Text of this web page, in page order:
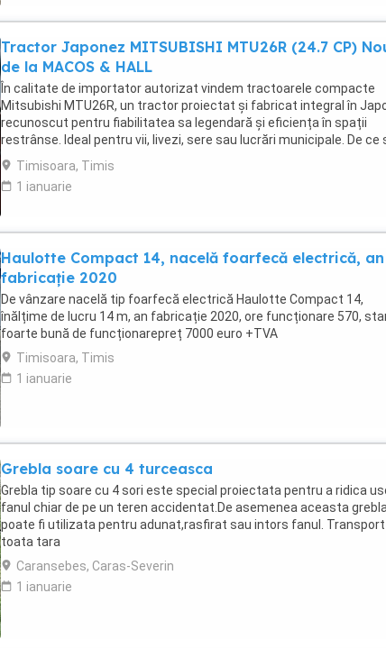
Tractor Japonez MITSUBISHI MTU26R (24.7 CP)
de la MACOS & HALL
În calitate de importator autorizat vindem tractoarele compacte
Mitsubishi MTU26R, un tractor proiectat și fabricat integral în
recunoscut pentru fiabilitatea sa legendară și eficiența în spații
restrânse. Ideal pentru vii, livezi, sere sau lucrări municipale. De ce
alegi Mitsubishi MTU26R ...
Timisoara, Timis
1 ianuarie
Haulotte Compact 14, nacelă foarfecă electrică, an
fabricație 2020
De vânzare nacelă tip foarfecă electrică Haulotte Compact 14,
înălțime de lucru 14 m, an fabricație 2020, ore funcționare 570,
foarte bună de funcționarepreț 7000 euro +TVA
Timisoara, Timis
1 ianuarie
Grebla soare cu 4 turceasca
Grebla tip soare cu 4 sori este special proiectata pentru a ridica
fanul chiar de pe un teren accidentat.De asemenea aceasta
poate fi utilizata pentru adunat,rasfirat sau intors fanul. Transport
toata tara
Caransebes, Caras-Severin
1 ianuarie